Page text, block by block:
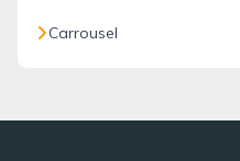
Carrousel